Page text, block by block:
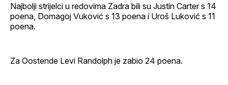
Najbolji strijelci u redovima Zadra bili su Justin Carter s 14
poena, Domagoj Vuković s 13 poena i Uroš Luković s 11
poena.
Za Oostende Levi Randolph je zabio 24 poena.